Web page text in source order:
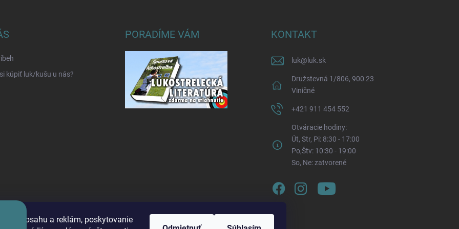
obsahu a reklám, poskytovanie
kúpiť luk/kušu u nás?
PORADÍME VÁM KONTAKT
luk@ luk.sk
Družstevná 1/806, 900 23
Viničné
+421 911 454 552
Otváracie hodiny:
Út, Str, Pi: 8:30 - 17:00
Po,Štv: 10:30 - 19:00
So, Ne: zatvorené